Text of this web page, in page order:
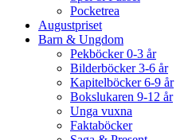
Pocketrea
Augustpriset
Barn & Ungdom
Pekböcker 0-3 år
Bilderböcker 3-6 år
Kapitelböcker 6-9 år
Bokslukaren 9-12 år
Unga vuxna
Faktaböcker